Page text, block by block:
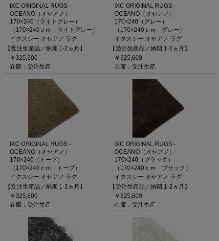
IXC ORIGINAL RUGS -
OCEANO（オセアノ）
170×240（ライトグレー）
（170×240ｃｍ ライトグレー）
イクスシー オセアノ ラグ
【受注生産品／納期 1-2ヵ月】
￥325,600
在庫：受注生産
IXC ORIGINAL RUGS -
OCEANO（オセアノ）
170×240（グレー）
（170×240ｃｍ グレー）
イクスシー オセアノ ラグ
【受注生産品／納期 1-2ヵ月】
￥325,600
在庫：受注生産
IXC ORIGINAL RUGS -
OCEANO（オセアノ）
170×240（トープ）
（170×240ｃｍ トープ）
イクスシー オセアノ ラグ
【受注生産品／納期 1-2ヵ月】
￥325,600
在庫：受注生産
IXC ORIGINAL RUGS -
OCEANO（オセアノ）
170×240（ブラック）
（170×240ｃｍ ブラック）
イクスシー オセアノ ラグ
【受注生産品／納期 1-2ヵ月】
￥325,600
在庫：受注生産